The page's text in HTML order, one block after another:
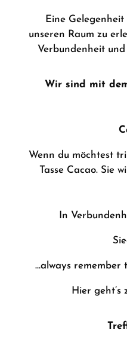
Eine
unseren Raum zu
Verbundenheit
Wir sind mit
Wenn du möchtest
Tasse Cacao. Sie
In
…always remember
Hier geht’s